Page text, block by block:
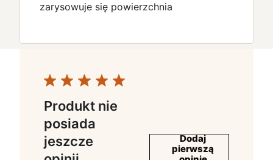
zarysowuje się powierzchnia
Produkt nie
posiada
jeszcze
Dodaj
pierwszą